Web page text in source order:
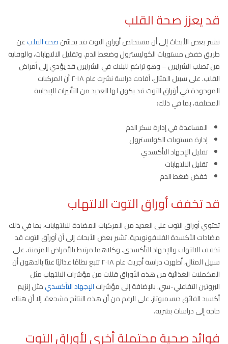
قد يعزز صحة القلب
تشير بعض الأبحاث إلى أن مستخلص أوراق التوت قد يحسّنصحة القلبعن
طريق خفض مستويات الكوليسترول وضغط الدم. وتقليل الالتهابات، والوقاية
من تصلب الشرايين – وهو تراكم للبلاك في الشرايين قد يؤدي إلى أمراض
القلب. على سبيل المثال، أفادت دراسة نشرت عام ٢٠١٨ أن المركبات
الموجودة في أوَراق التوت قد يكون لها العديد من التأثيرات الإيجابية
المختلفة، بما في ذلك:
المساعدة في إدارة سكر الدم
إدارة مستويات الكوليسترول
تقليل الإجهاد التأكسدي
تقليل الالتهابات
خفض ضغط الدم
قد تخفف أوراق التوت الالتهاب
تحتوي أوراق التوت على العديد من المركبات المضادة للالتهابات، بما في ذلك
مضادات الأكسدة الفلافونويدية. تشير بعض الأبحاث إلى أن أوراَق التوت قد
تخفف الالتهاب والإجهاد التأكسدي، وكلاهما مرتبط بالأمراض المزمنة. على
سبيل المثال، أظهرت دراسة أجريت عام ٢٠١٨ تتبع نظامًا غذائيًا غنيًا بالدهون أن
المكملات الغذائية من هذه الأوراق قللت من مؤشرات الالتهاب مثل
البروتين التفاعلي-سي. بالإضافة إلى مؤشراتالإجهاد التأكسديمثل إنزيم
أكسيد الفائق ديسميوتاز. على الرغم من أن هذه النتائج مشجعة، إلا أن هناك
حاجة إلى دراسات بشرية.
فوائد صحية محتملة أخرى لأوراق التوت